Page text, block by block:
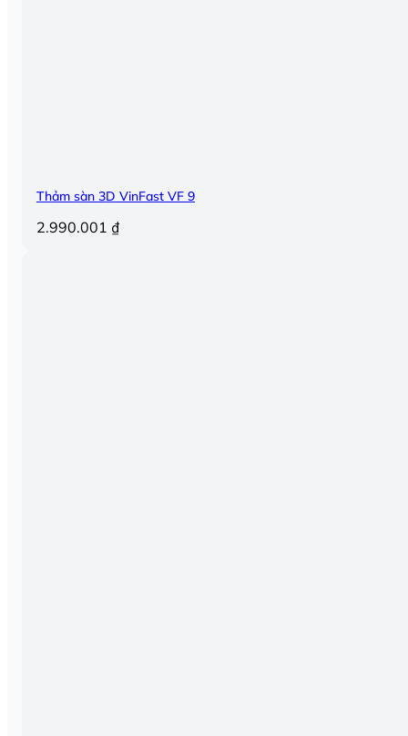
Thảm sàn 3D VinFast VF 9
2.990.001 ₫